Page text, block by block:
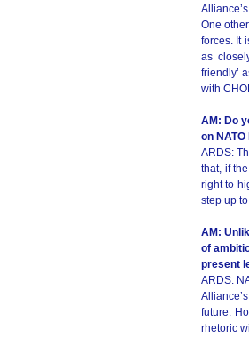
One
forces. It
as
friendly’
with
AM: Do
on
ARDS:
that, if
right to
step up
AM:
of
present
ARDS:
future.
rhetoric